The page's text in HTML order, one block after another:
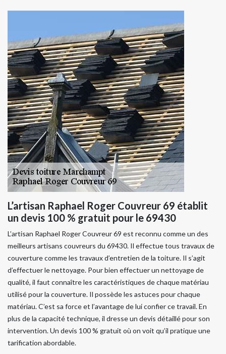
L’artisan Raphael Roger Couvreur 69 établit
un devis 100 % gratuit pour le 69430
L’artisan Raphael Roger Couvreur 69 est reconnu comme un des
meilleurs artisans couvreurs du 69430. Il effectue tous travaux de
couverture comme les travaux d’entretien de la toiture. Il s’agit
d’effectuer le nettoyage. Pour bien effectuer un nettoyage de
qualité, il faut connaître les caractéristiques de chaque matériau
utilisé pour la couverture. Il possède les astuces pour chaque
matériau. C’est sa force et l’avantage de lui confier ce travail. En
plus de la capacité technique, il dresse un devis détaillé pour son
intervention. Un devis 100 % gratuit où on voit qu’il pratique une
tarification abordable.